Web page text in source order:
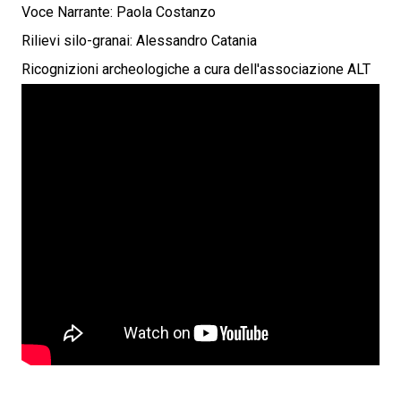
Voce Narrante: Paola Costanzo
Rilievi silo-granai: Alessandro Catania
Ricognizioni archeologiche a cura dell'associazione ALT